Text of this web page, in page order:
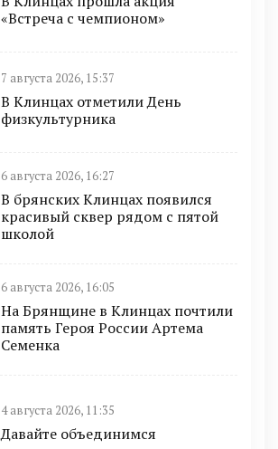
«Встреча с чемпионом»
7 августа 2026, 15:37
В Клинцах отметили День
физкультурника
6 августа 2026, 16:27
В брянских Клинцах появился
красивый сквер рядом с пятой
школой
6 августа 2026, 16:05
На Брянщине в Клинцах почтили
память Героя России Артема
Семенка
4 августа 2026, 11:35
Давайте объединимся